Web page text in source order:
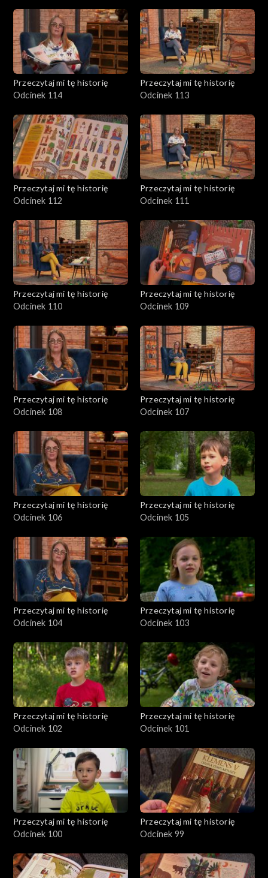
Przeczytaj mi tę historię
Odcinek 114
Przeczytaj mi tę historię
Odcinek 113
Przeczytaj mi tę historię
Odcinek 112
Przeczytaj mi tę historię
Odcinek 111
Przeczytaj mi tę historię
Odcinek 110
Przeczytaj mi tę historię
Odcinek 109
Przeczytaj mi tę historię
Odcinek 108
Przeczytaj mi tę historię
Odcinek 107
Przeczytaj mi tę historię
Odcinek 106
Przeczytaj mi tę historię
Odcinek 105
Przeczytaj mi tę historię
Odcinek 104
Przeczytaj mi tę historię
Odcinek 103
Przeczytaj mi tę historię
Odcinek 102
Przeczytaj mi tę historię
Odcinek 101
Przeczytaj mi tę historię
Odcinek 100
Przeczytaj mi tę historię
Odcinek 99